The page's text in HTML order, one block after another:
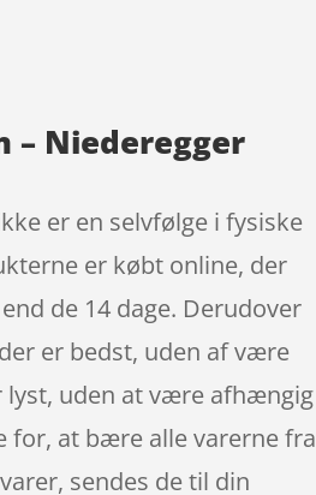
– Niederegger
er en selvfølge i fysiske
er købt online, der
de 14 dage. Derudover
er bedst, uden af være
uden at være afhængig
for, at bære alle varerne fra
sendes de til din